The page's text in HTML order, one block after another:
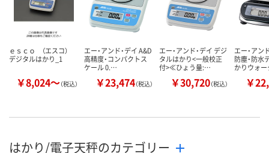
ｅｓｃｏ （エスコ）
デジタルはかり_1
￥8,024～（税込）
エー・アンド・デイ A&D
高精度・コンパクトス
ケール 0.…
￥23,474（税込）
エー・アンド・デイ デジ
タルはかり<一般校正
付>≪ひょう量:…
￥30,720（税込）
エー・アン
防塵・防水
かりウォ
￥
はかり/電子天秤のカテゴリー